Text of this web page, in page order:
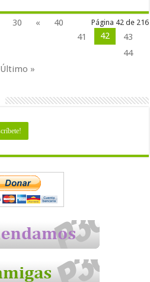
Página 42 de 216
30 «
40
41
42
43
44
Último »